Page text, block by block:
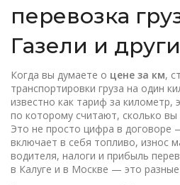
перевозка
Газели и
Когда вы думаете о цене за км,
транспортировки груза на один
известно как тариф за километр,
по которому считают, сколько вы
Это не просто цифра в договоре
включает в себя топливо, износ
водителя, налоги и прибыль
в Калуге и в Москве — это